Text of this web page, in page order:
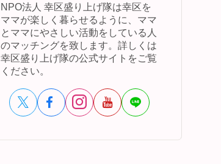
NPO法人 幸区盛り上げ隊は幸区を
ママが楽しく暮らせるように、ママ
とママにやさしい活動をしている人
のマッチングを致します。詳しくは
幸区盛り上げ隊の公式サイトをご覧
ください。